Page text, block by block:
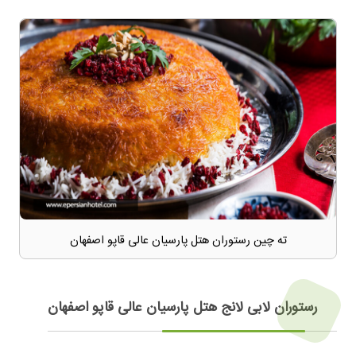
ته چین رستوران هتل پارسیان عالی قاپو اصفهان
رستوران لابی لانج هتل پارسیان عالی قاپو اصفهان